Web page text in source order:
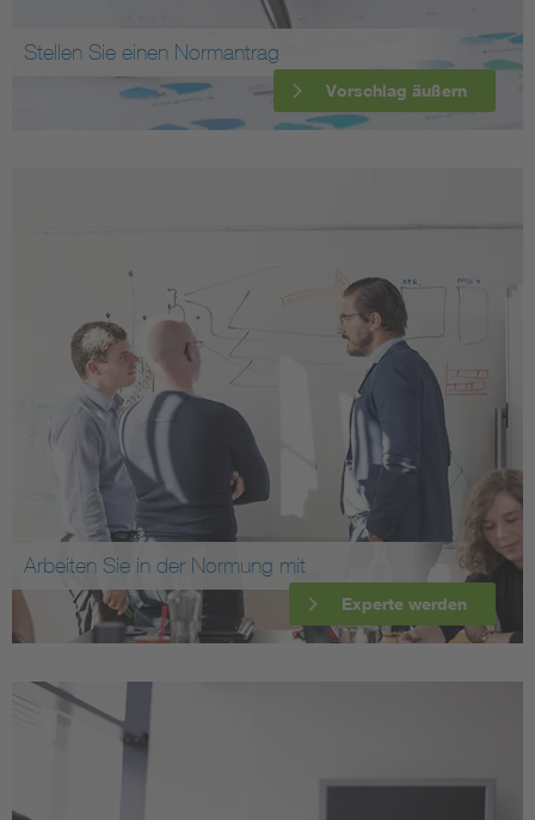
Stellen Sie einen Normantrag
Vorschlag äußern
Arbeiten Sie in der Normung mit
Experte werden